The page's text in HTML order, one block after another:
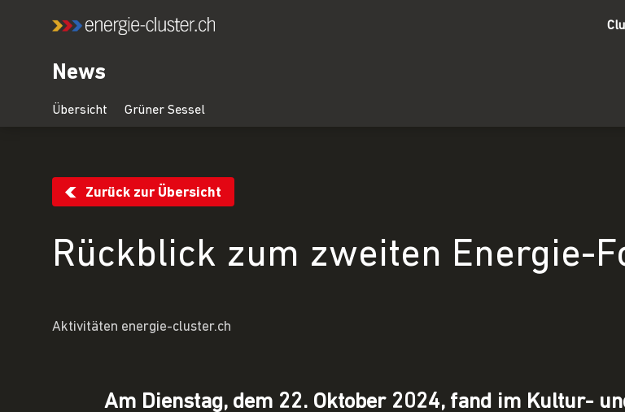
News
Zurück zur Übersicht
Rückblick zum zweiten Energie-
Aktivitäten energie-cluster.ch
Am Dienstag, dem 22. Oktober 2024, fand im Kultur-